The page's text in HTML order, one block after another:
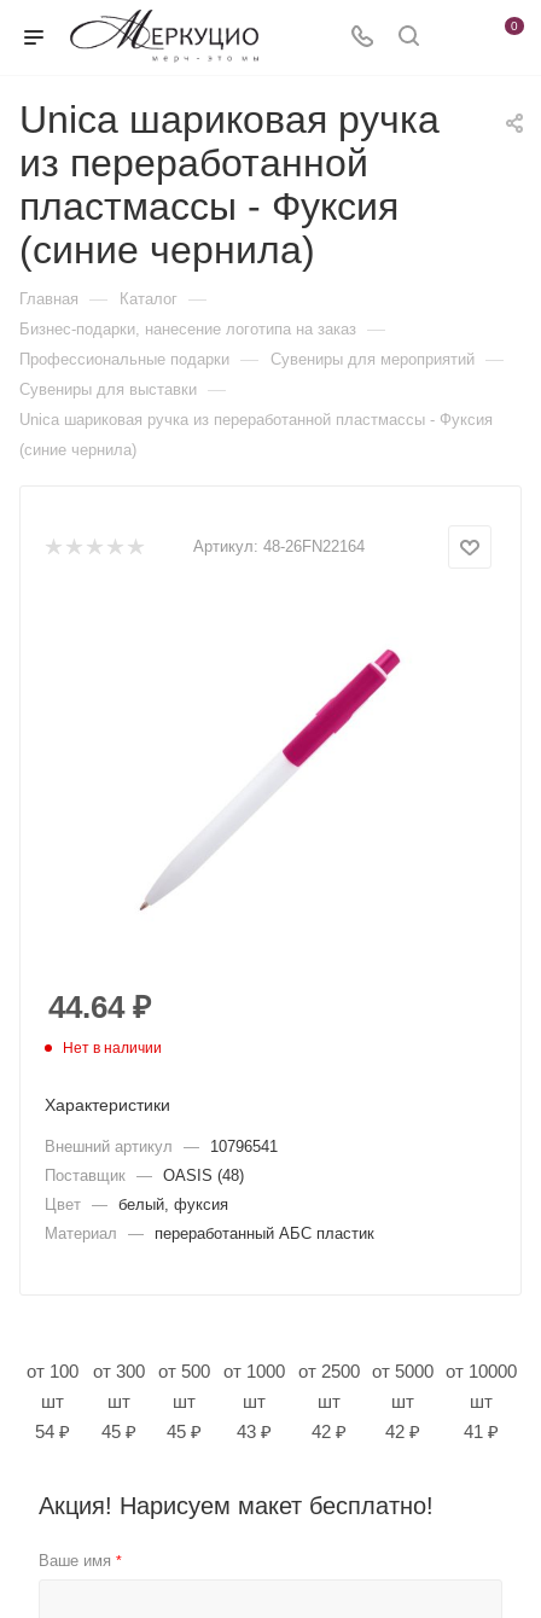
0
Unica шариковая ручка
из переработанной
пластмассы - Фуксия
(синие чернила)
Главная — Каталог —
Бизнес-подарки, нанесение логотипа на заказ —
Профессиональные подарки — Сувениры для мероприятий —
Сувениры для выставки —
Unica шариковая ручка из переработанной пластмассы - Фуксия
(синие чернила)
Артикул: 48-26FN22164
44.64₽
Нет в наличии
Характеристики
Внешний артикул —
10796541
Поставщик — OASIS (48)
Цвет — белый, фуксия
Материал
— переработанный АБС пластик
от 100
шт
54 ₽
от 300
шт
45 ₽
от 500
шт
45 ₽
от 1000
шт
43 ₽
от 2500
шт
42 ₽
от 5000
шт
42 ₽
от 10000
шт
41 ₽
Акция! Нарисуем макет бесплатно!
Ваше имя *